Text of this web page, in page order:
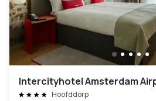
Intercityhotel Amsterdam
Hoofddorp